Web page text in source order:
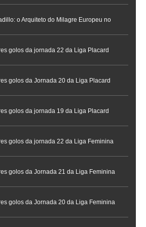
em conferência histórica na Cidade do
o Arquiteto do Milagre Europeu no
golos da jornada 22 da Liga Placard
golos da Jornada 20 da Liga Placard
golos da jornada 19 da Liga Placard
golos da jornada 22 da Liga Feminina
golos da Jornada 21 da Liga Feminina
golos da Jornada 20 da Liga Feminina